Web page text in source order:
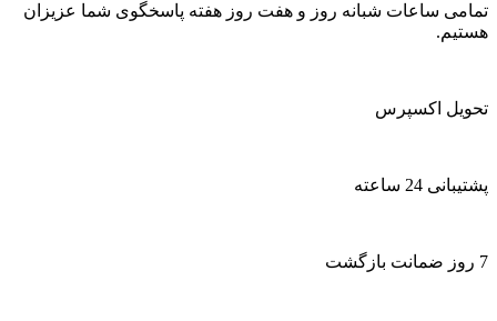
تمامی ساعات شبانه روز و هفت روز هفته پاسخگوی شما عزیزان
هستیم.
تحویل اکسپرس
پشتیبانی 24 ساعته
7 روز ضمانت بازگشت